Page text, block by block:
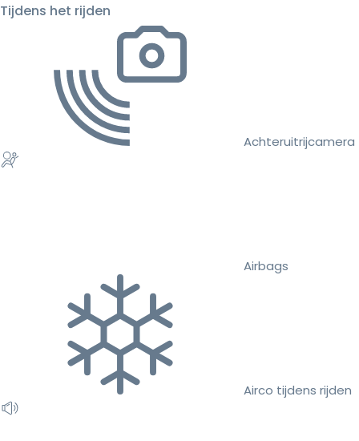
Tijdens het rijden
Achteruitrijcamera
Airbags
Airco tijdens rijden